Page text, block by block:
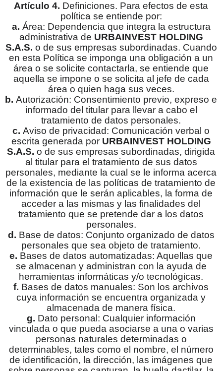
Artículo 4. Definiciones. Para efectos de esta
política se entiende por:
a. Área: Dependencia que integra la estructura
administrativa de URBAINVEST HOLDING
S.A.S. o de sus empresas subordinadas. Cuando
en esta Política se imponga una obligación a un
área o se solicite contactarla, se entiende que
aquella se impone o se solicita al jefe de cada
área o quien haga sus veces.
b. Autorización: Consentimiento previo, expreso e
informado del titular para llevar a cabo el
tratamiento de datos personales.
c. Aviso de privacidad: Comunicación verbal o
escrita generada por URBAINVEST HOLDING
S.A.S. o de sus empresas subordinadas, dirigida
al titular para el tratamiento de sus datos
personales, mediante la cual se le informa acerca
de la existencia de las políticas de tratamiento de
información que le serán aplicables, la forma de
acceder a las mismas y las finalidades del
tratamiento que se pretende dar a los datos
personales.
d. Base de datos: Conjunto organizado de datos
personales que sea objeto de tratamiento.
e. Bases de datos automatizadas: Aquellas que
se almacenan y administran con la ayuda de
herramientas informáticas y/o tecnológicas.
f. Bases de datos manuales: Son los archivos
cuya información se encuentra organizada y
almacenada de manera física.
g. Dato personal: Cualquier información
vinculada o que pueda asociarse a una o varias
personas naturales determinadas o
determinables, tales como el nombre, el número
de identificación, la dirección, las imágenes que